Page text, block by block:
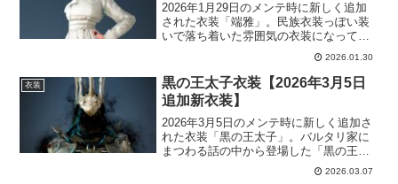
2026年1月29日のメンテ時に新しく追加
された衣装「端雅」。民族衣装っぽい装
いで落ち着いた雰囲気の衣装になってい
ます。1月29日までの期間限定販売商品と
なっています。たまにはこういう雰囲気
の衣装もいいかもですね。端雅衣装は常
時販売となります。
2026.01.30
衣装
黒の王太子衣装【2026年3月5日
追加新衣装】
2026年3月5日のメンテ時に新しく追加さ
れた衣装「黒の王太子」。バルタリ家に
まつわる話の中から登場した「黒の王太
子」衣装。ストーリーを進めればより没
入できるかもしれません。黒の王太子衣
2026.03.07